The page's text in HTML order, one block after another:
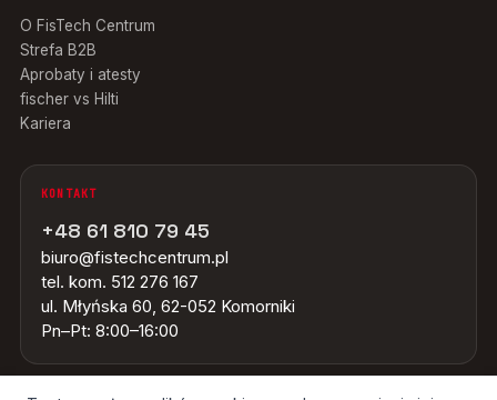
O FisTech Centrum
Strefa B2B
Aprobaty i atesty
fischer vs Hilti
Kariera
KONTAKT
+48 61 810 79 45
biuro@fistechcentrum.pl
tel. kom. 512 276 167
ul. Młyńska 60, 62-052 Komorniki
Pn–Pt: 8:00–16:00